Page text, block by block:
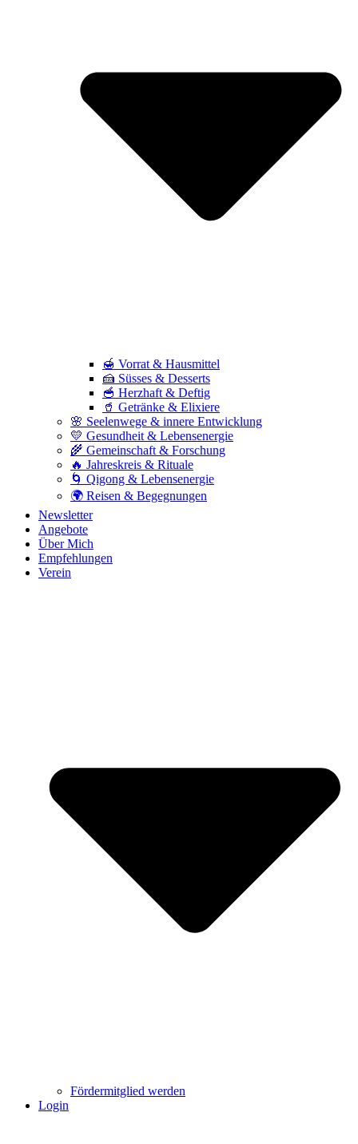
🍯 Vorrat & Hausmittel
🍰 Süsses & Desserts
🥣 Herzhaft & Deftig
🥤 Getränke & Elixiere
🌸 Seelenwege & innere Entwicklung
💛 Gesundheit & Lebensenergie
🌾 Gemeinschaft & Forschung
🔥 Jahreskreis & Rituale
🌀 Qigong & Lebensenergie
🌍 Reisen & Begegnungen
Newsletter
Angebote
Über Mich
Empfehlungen
Verein
Fördermitglied werden
Login